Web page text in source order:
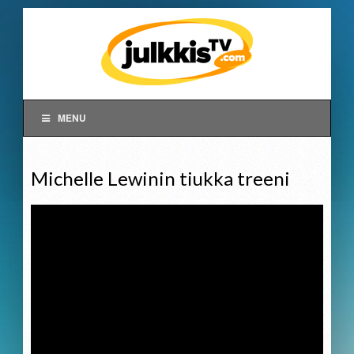
MENU
Michelle Lewinin tiukka treeni